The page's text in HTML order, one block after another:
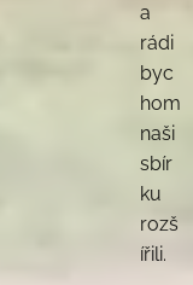
a
rádi
byc
hom
naši
sbír
ku
rozš
ířili.